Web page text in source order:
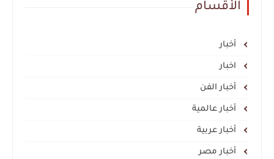
الأقسام
أخبار
اخبار
أخبار الفن
أخبار عالمية
أخبار عربية
أخبار مصر